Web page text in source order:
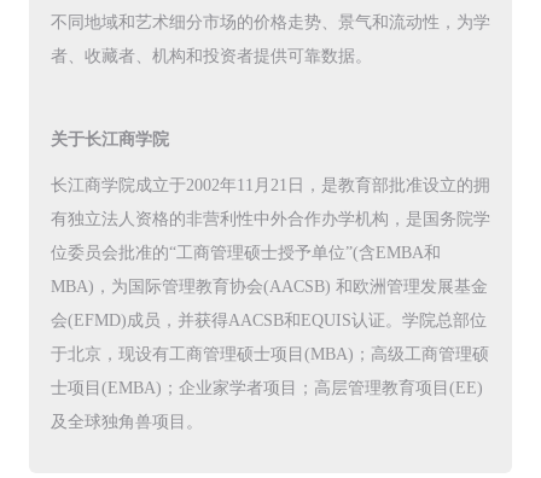
不同地域和艺术细分市场的价格走势、景气和流动性，为学
者、收藏者、机构和投资者提供可靠数据。
关于长江商学院
长江商学院成立于2002年11月21日，是教育部批准设立的拥
有独立法人资格的非营利性中外合作办学机构，是国务院学
位委员会批准的“工商管理硕士授予单位”(含EMBA和
MBA)，为国际管理教育协会(AACSB) 和欧洲管理发展基金
会(EFMD)成员，并获得AACSB和EQUIS认证。学院总部位
于北京，现设有工商管理硕士项目(MBA)；高级工商管理硕
士项目(EMBA)；企业家学者项目；高层管理教育项目(EE)
及全球独角兽项目。